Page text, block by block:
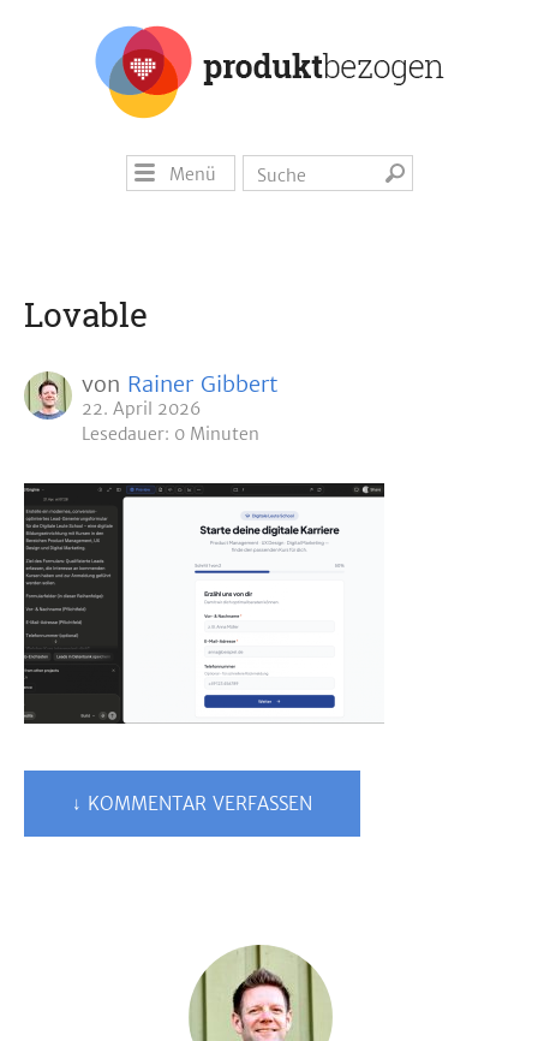
Menü
Lovable
von Rainer Gibbert
22. April 2026
Lesedauer: 0 Minuten
↓ KOMMENTAR VERFASSEN